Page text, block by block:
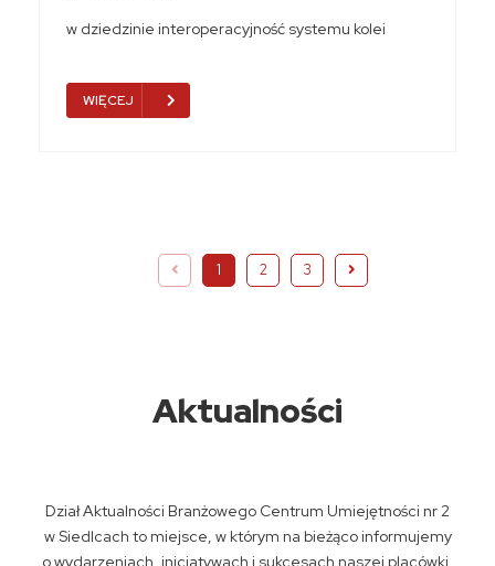
w dziedzinie interoperacyjność systemu kolei
WIĘCEJ
1 2 3
Aktualności
Dział Aktualności Branżowego Centrum Umiejętności nr 2
w Siedlcach to miejsce, w którym na bieżąco informujemy
o wydarzeniach, inicjatywach i sukcesach naszej placówki.